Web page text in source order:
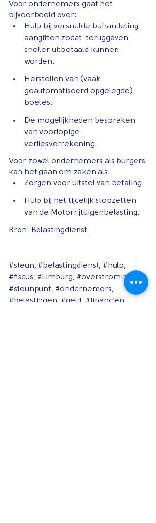
Voor ondernemers gaat het
bijvoorbeeld over:
Hulp bij versnelde behandeling
aangiften zodat  teruggaven
sneller uitbetaald kunnen
worden.
Herstellen van (vaak
geautomatiseerd opgelegde)
boetes.
De mogelijkheden bespreken
van voorlopige
verliesverrekening.
Voor zowel ondernemers als burgers
kan het gaan om zaken als:
Zorgen voor uitstel van betaling.
Hulp bij het tijdelijk stopzetten
van de Motorrijtuigenbelasting.
Bron: Belastingdienst
#steun, #belastingdienst, #hulp,
#fiscus, #Limburg, #overstroming
#steunpunt, #ondernemers,
#belastingen
#geld #financiën